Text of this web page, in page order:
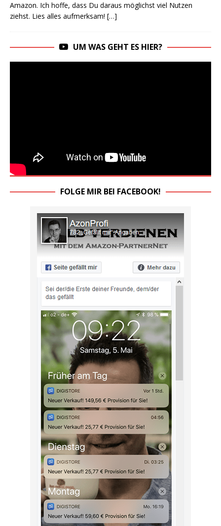
Amazon. Ich hoffe, dass Du daraus möglichst viel Nutzen
ziehst. Lies alles aufmerksam! […]
UM WAS GEHT ES HIER?
FOLGE MIR BEI FACEBOOK!